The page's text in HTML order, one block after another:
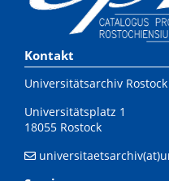
Kontakt
Universitätsarchiv Rostock
Universitätsplatz 1
18055 Rostock